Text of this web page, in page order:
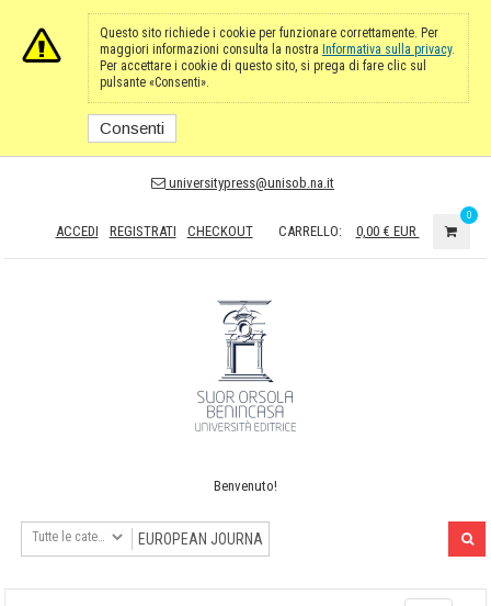
Questo sito richiede i cookie per funzionare correttamente. Per
maggiori informazioni consulta la nostra Informativa sulla privacy.
Per accettare i cookie di questo sito, si prega di fare clic sul
pulsante «Consenti».
Consenti
universitypress@unisob.na.it
ACCEDI REGISTRATI CHECKOUT CARRELLO: 0,00 € EUR
0
Benvenuto!